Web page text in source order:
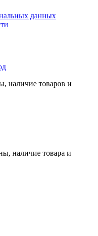
данных
наличие товаров и
наличие товара и